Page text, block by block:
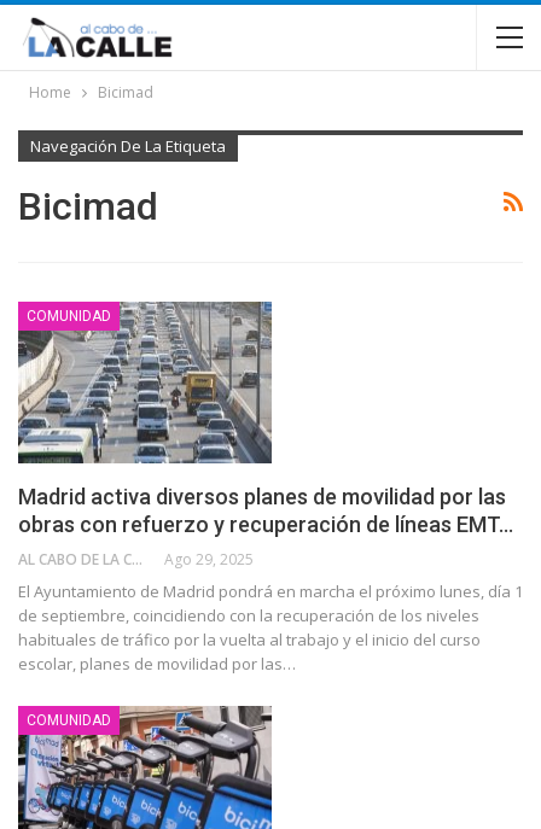
Home Bicimad
Navegación De La Etiqueta
Bicimad
COMUNIDAD
Madrid activa diversos planes de movilidad por las
obras con refuerzo y recuperación de líneas EMT…
AL CABO DE LA CALLE Ago 29, 2025
El Ayuntamiento de Madrid pondrá en marcha el próximo lunes, día 1
de septiembre, coincidiendo con la recuperación de los niveles
habituales de tráfico por la vuelta al trabajo y el inicio del curso
escolar, planes de movilidad por las…
COMUNIDAD